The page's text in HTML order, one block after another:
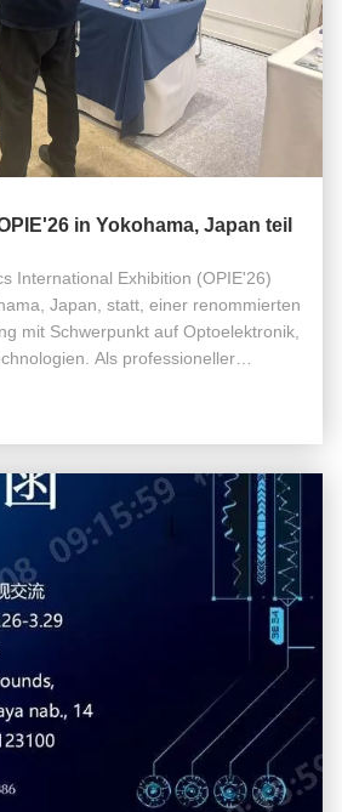
in Yokohama, Japan teil
International Exhibition (OPIE'26)
Japan, statt, einer renommierten
mit Schwerpunkt auf Optoelektronik,
Als professioneller